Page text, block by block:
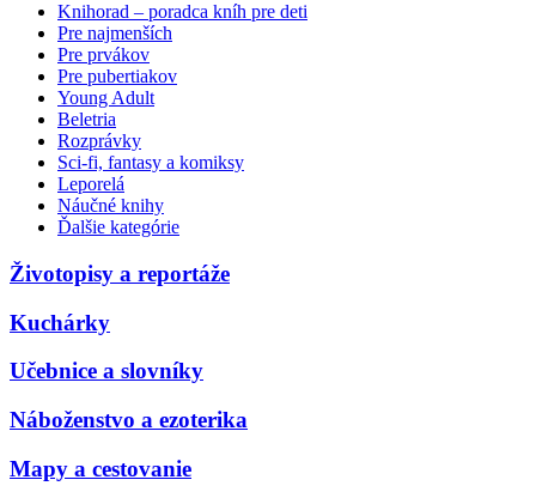
Knihorad – poradca kníh pre deti
Pre najmenších
Pre prvákov
Pre pubertiakov
Young Adult
Beletria
Rozprávky
Sci-fi, fantasy a komiksy
Leporelá
Náučné knihy
Ďalšie kategórie
Životopisy a reportáže
Kuchárky
Učebnice a slovníky
Náboženstvo a ezoterika
Mapy a cestovanie